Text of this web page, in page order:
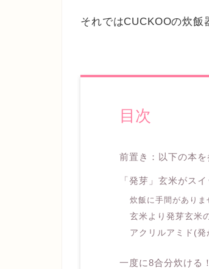
それではCUCKOOの炊飯
目次
前置き：以下の本を
「発芽」玄米がス
炊飯に手間がありま
玄米より発芽玄米
アクリルアミド(
一度に8合分炊ける！